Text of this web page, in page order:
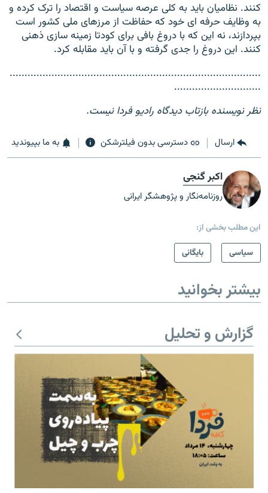
کنند. نظامیان باید به کلی عرصه سیاست و اقتصاد را ترک کرده و
به وظایف حرفه ای خود که حفاظت از مرزهای ملی کشور است
بپردازند، نه این که با دروغ بافی برای کودتا زمینه سازی ذهنی
کنند. این دروغ را جدی گرفته و با آن باید مقابله کرد.
....................................................................................
.............................
نظر نویسنده بازتاب دیدگاه رادیو فردا نیست.
ارسال دسترسی بدون فیلترشکن به ما بپیوندید
اکبر گنجی
روزنامه‌نگار و پژوهشگر ایرانی
این مطلب بخشی از:
سیاسی
بایگانی
بیشتر بخوانید
گزارش و تحلیل